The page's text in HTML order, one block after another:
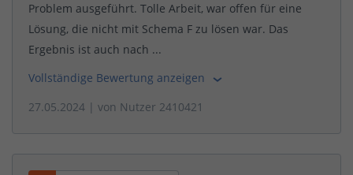
Problem ausgeführt. Tolle Arbeit, war offen für eine
Lösung, die nicht mit Schema F zu lösen war. Das
Ergebnis ist auch nach ...
Vollständige Bewertung anzeigen
27.05.2024 | von Nutzer 2410421